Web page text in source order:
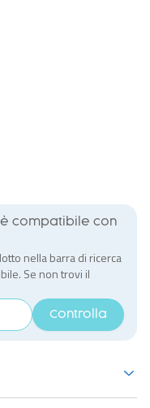
compatibile con
nella barra di ricerca
Se non trovi il
Controlla